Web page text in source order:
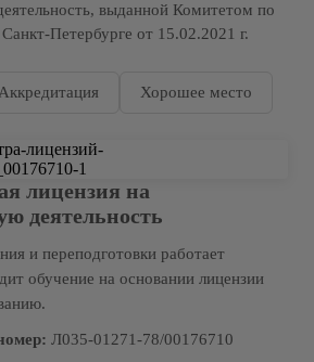
выданной Комитетом по
Петербурге от 15.02.2021 г.
Аккредитация Хорошее место
лицензия на
деятельность
и переподготовки работает
обучение на основании лицензии
Л035-01271-78/00176710